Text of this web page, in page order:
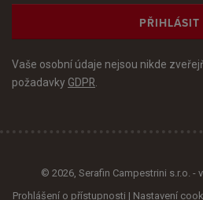
PŘIHLÁSIT
Vaše osobní údaje nejsou nikde
požadavky GDPR.
© 2026, Serafin Campestrini s.r.o. -
Prohlášení o přístupnosti | Nastavení